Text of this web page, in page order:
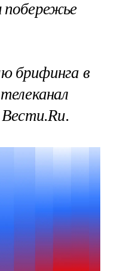
побережье
брифинга в